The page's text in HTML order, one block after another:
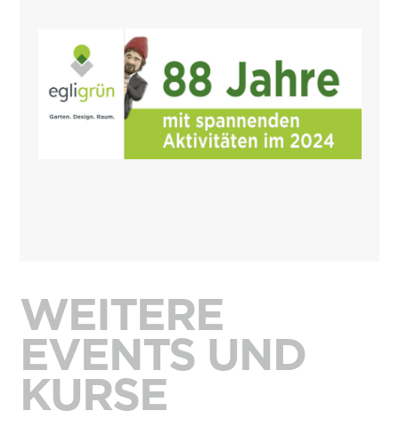
WEITERE
EVENTS UND
KURSE